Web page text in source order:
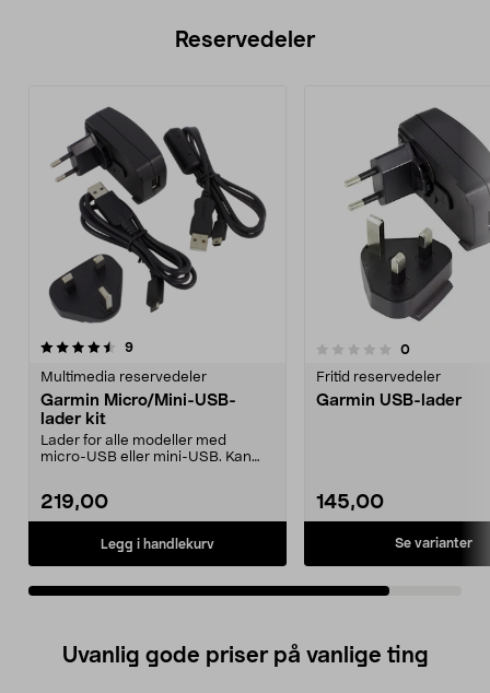
Reservedeler
9anmeldelser
Multimedia reservedeler
Garmin Micro/Mini-USB-
lader kit
Lader for alle modeller med
micro-USB eller mini-USB. Kan
219,00
Legg i handlekurv
0.0 av 5 stjerner 0anmeldelser
Fritid reservedeler
Garmin USB-lader
145,00
Se varianter
Uvanlig gode priser på vanlige ting